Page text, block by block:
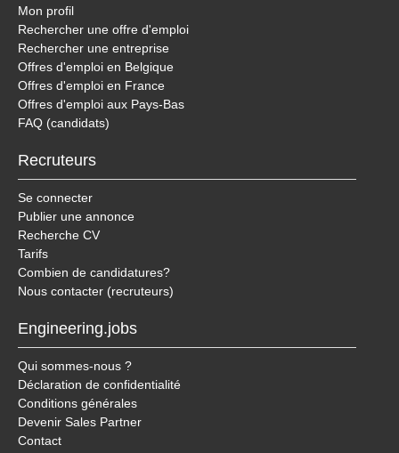
Mon profil
Rechercher une offre d'emploi
Rechercher une entreprise
Offres d'emploi en Belgique
Offres d'emploi en France
Offres d'emploi aux Pays-Bas
FAQ (candidats)
Recruteurs
Se connecter
Publier une annonce
Recherche CV
Tarifs
Combien de candidatures?
Nous contacter (recruteurs)
Engineering.jobs
Qui sommes-nous ?
Déclaration de confidentialité
Conditions générales
Devenir Sales Partner
Contact